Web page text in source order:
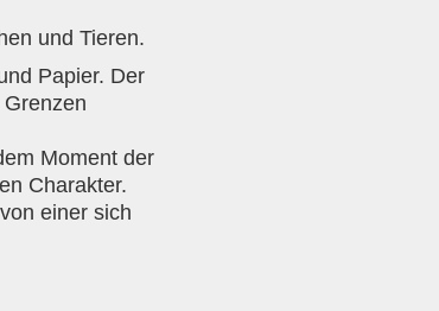
und Tieren.
Papier. Der
Moment der
Charakter.
einer sich